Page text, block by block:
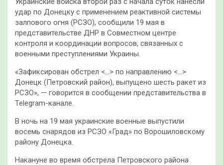
удар по Донецку с применением реактивной системы
залпового огня (РСЗО), сообщили 19 мая в
представительстве ДНР в Совместном центре
контроля и координации вопросов, связанных с
военными преступлениями Украины.
«Зафиксирован обстрел <…> по направлению <…>
Донецк (Петровский район), выпущено шесть ракет из
РСЗО», — говорится в сообщении представительства в
Telegram-канале.
В ночь на 19 мая украинские военные выпустили
восемь снарядов из РСЗО «Град» по Ворошиловскому
району Донецка.
Накануне во время обстрела Петровского района